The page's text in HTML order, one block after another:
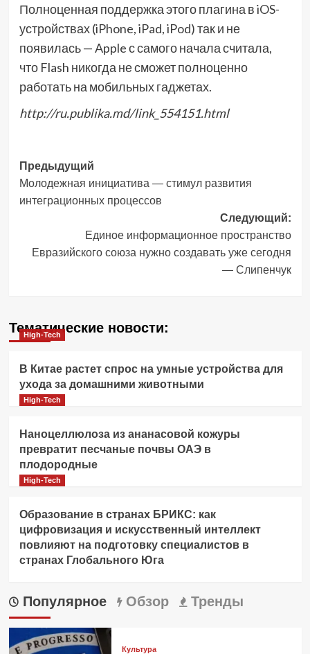
Полноценная поддержка этого плагина в iOS-
устройствах (iPhone, iPad, iPod) так и не
появилась — Apple с самого начала считала,
что Flash никогда не сможет полноценно
работать на мобильных гаджетах.
http://ru.publika.md/link_554151.html
Навигация
записи
Предыдущий
Молодежная инициатива — стимул развития
интеграционных процессов
Следующий:
Единое информационное пространство
Евразийского союза нужно создавать уже сегодня
— Слипенчук
Тематические новости:
High-Tech
В Китае растет спрос на умные устройства для
ухода за домашними животными
High-Tech
Наноцеллюлоза из ананасовой кожуры
превратит песчаные почвы ОАЭ в
плодородные
High-Tech
Образование в странах БРИКС: как
цифровизация и искусственный интеллект
повлияют на подготовку специалистов в
странах Глобального Юга
Популярное Обзор Тренды
Культура